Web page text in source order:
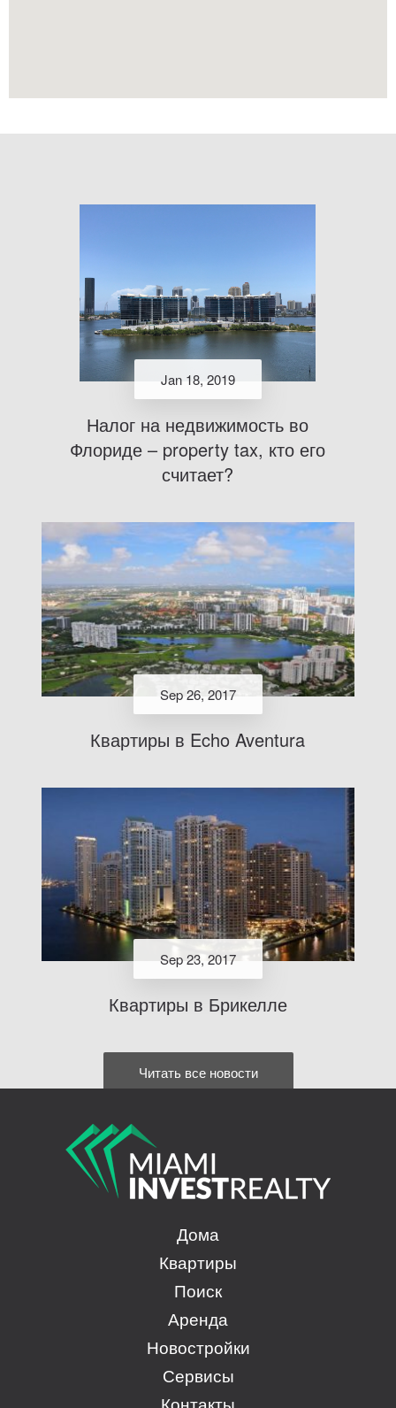
Jan 18, 2019
Налог на недвижимость во
Флориде – property tax, кто его
считает?
Sep 26, 2017
Квартиры в Echo Aventura
Sep 23, 2017
Квартиры в Брикелле
Читать все новости
Дома
Квартиры
Поиск
Аренда
Новостройки
Сервисы
Контакты